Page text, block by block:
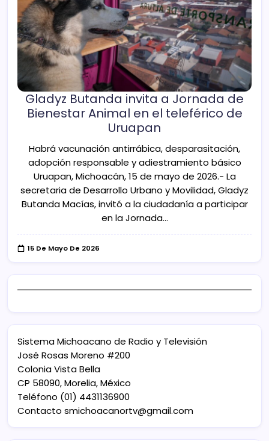
Gladyz Butanda invita a Jornada de
Bienestar Animal en el teleférico de
Uruapan
Habrá vacunación antirrábica, desparasitación,
adopción responsable y adiestramiento básico
Uruapan, Michoacán, 15 de mayo de 2026.- La
secretaria de Desarrollo Urbano y Movilidad, Gladyz
Butanda Macías, invitó a la ciudadanía a participar
en la Jornada…
15 De Mayo De 2026
Sistema Michoacano de Radio y Televisión
José Rosas Moreno #200
Colonia Vista Bella
CP 58090, Morelia, México
Teléfono (01) 4431136900
Contacto smichoacanortv@gmail.com